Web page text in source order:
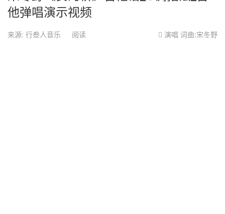
他弹唱演示视频
来源: 行叁人音乐 阅读 演唱 词曲:宋冬野